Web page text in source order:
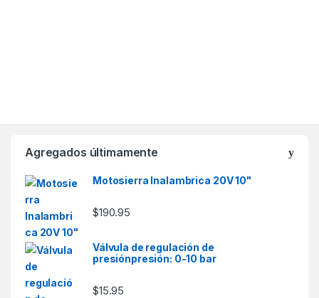
Agregados últimamente
Motosierra Inalambrica 20V 10"
$190.95
Válvula de regulación de
presiónpresión: 0-10 bar
$15.95